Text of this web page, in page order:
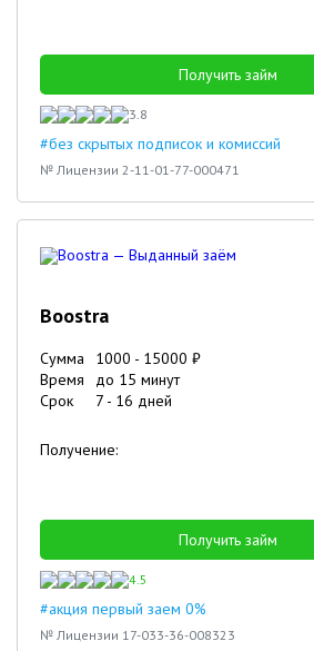
Получить займ
3.8
#без скрытых подписок и комиссий
№ Лицензии 2-11-01-77-000471
Boostra
Сумма 1000 - 15000 ₽
Время
до 15 минут
Срок
7 - 16 дней
Получение:
Получить займ
4.5
#акция первый заем 0%
№ Лицензии 17-033-36-008323